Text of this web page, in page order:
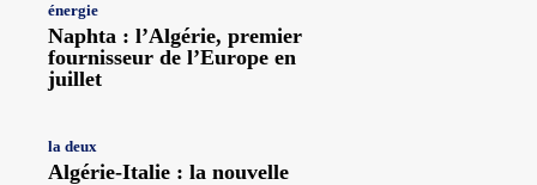
énergie
Naphta : l’Algérie, premier
fournisseur de l’Europe en
juillet
la deux
Algérie-Italie : la nouvelle